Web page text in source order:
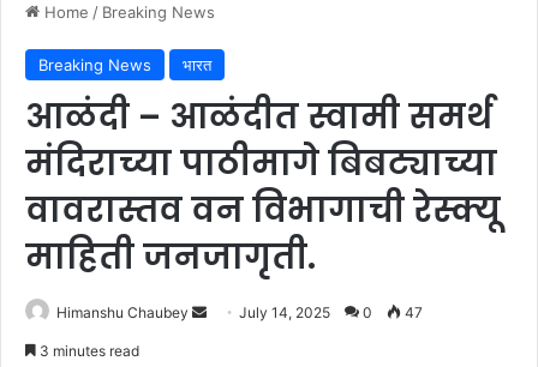
Home / Breaking News
Breaking News भारत
आळंदी – आळंदीत स्वामी समर्थ
मंदिराच्या पाठीमागे बिबट्याच्या
वावरास्तव वन विभागाची रेस्क्यू
माहिती जनजागृती.
Himanshu Chaubey July 14, 2025 0 47
3 minutes read